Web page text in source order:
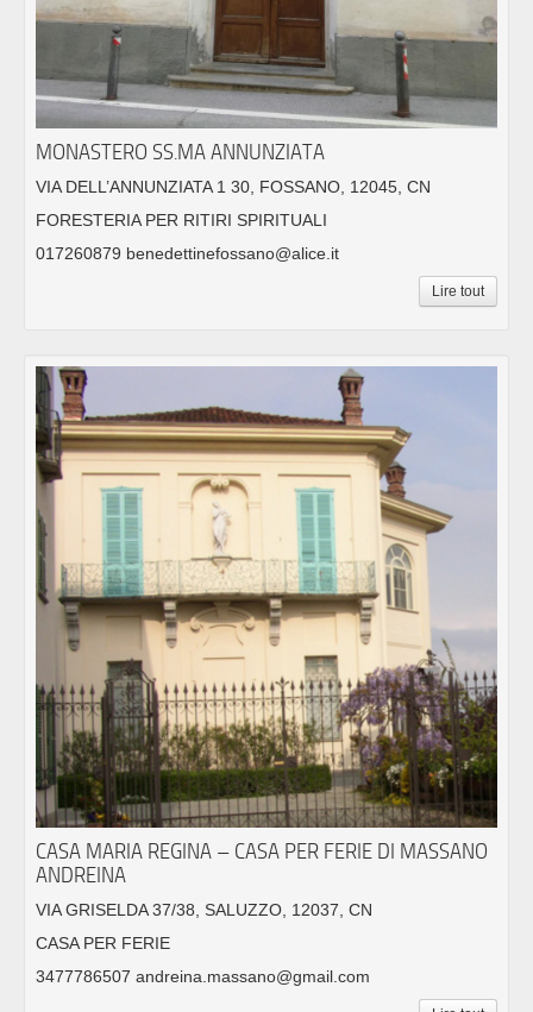
MONASTERO SS.MA ANNUNZIATA
VIA DELL’ANNUNZIATA 1 30, FOSSANO, 12045, CN
FORESTERIA PER RITIRI SPIRITUALI
017260879 benedettinefossano@alice.it
Lire tout
CASA MARIA REGINA – CASA PER FERIE DI MASSANO
ANDREINA
VIA GRISELDA 37/38, SALUZZO, 12037, CN
CASA PER FERIE
3477786507 andreina.massano@gmail.com